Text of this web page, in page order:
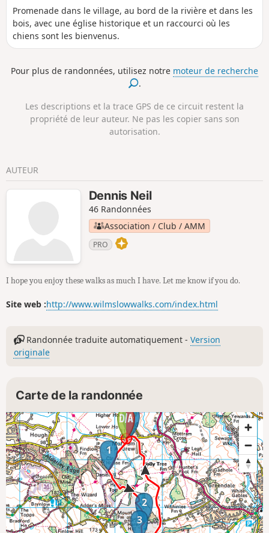
Promenade dans le village, au bord de la rivière et dans les
bois, avec une église historique et un raccourci où les
chiens sont les bienvenus.
Pour plus de randonnées, utilisez notre moteur de recherche
.
Les descriptions et la trace GPS de ce circuit restent la
propriété de leur auteur. Ne pas les copier sans son
autorisation.
AUTEUR
Dennis Neil
46 Randonnées
Association / Club / AMM
PRO
I hope you enjoy these walks as much I have. Let me know if you do.
Site web :http://www.wilmslowwalks.com/index.html
Randonnée traduite automatiquement -Version
originale
Carte de la randonnée
1
2
3
4